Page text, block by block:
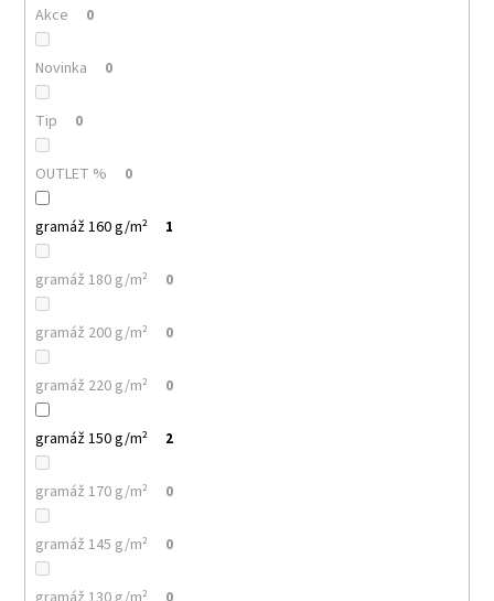
Akce 0
Novinka 0
Tip 0
OUTLET % 0
gramáž 160 g/m² 1
gramáž 180 g/m² 0
gramáž 200 g/m² 0
gramáž 220 g/m² 0
gramáž 150 g/m² 2
gramáž 170 g/m² 0
gramáž 145 g/m² 0
m
PELICAN
P72
TRIČKO
DĚTSKÉ
54
Kč